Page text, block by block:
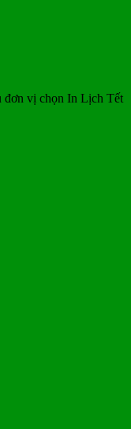
đơn vị chọn In Lịch Tết